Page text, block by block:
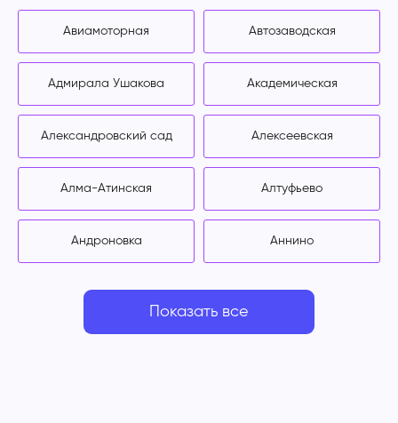
Авиамоторная Автозаводская
Адмирала Ушакова Академическая
Александровский сад Алексеевская
Алма-Атинская Алтуфьево
Андроновка Аннино
Показать все